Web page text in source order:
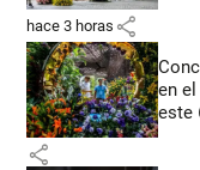
hace 3 horas share
en
este
share